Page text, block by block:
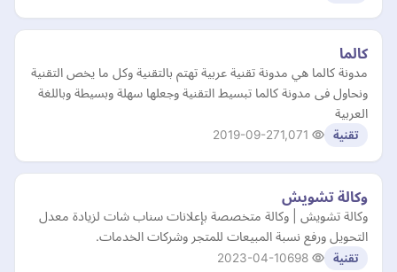
كالما
مدونة كالما هي مدونة تقنية عربية تهتم بالتقنية وكل ما يخص التقنية
ونحاول فى مدونة كالما تبسيط التقنية وجعلها سهلة وبسيطة وباللغة
العربية
تقنية 2019-09-27
وكالة تشويش
وكالة تشويش | وكالة متخصصة بإعلانات سناب شات لزيادة معدل
التحويل ورفع نسبة المبيعات للمتجر وشركات الخدمات.
تقنية 2023-04-10